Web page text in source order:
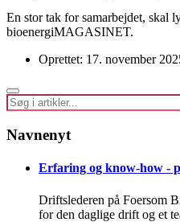
En stor tak for samarbejdet, skal
bioenergiMAGASINET.
Oprettet: 17. november
Navnenyt
Erfaring og know-how -
Driftslederen på Foersom
for den daglige drift og et